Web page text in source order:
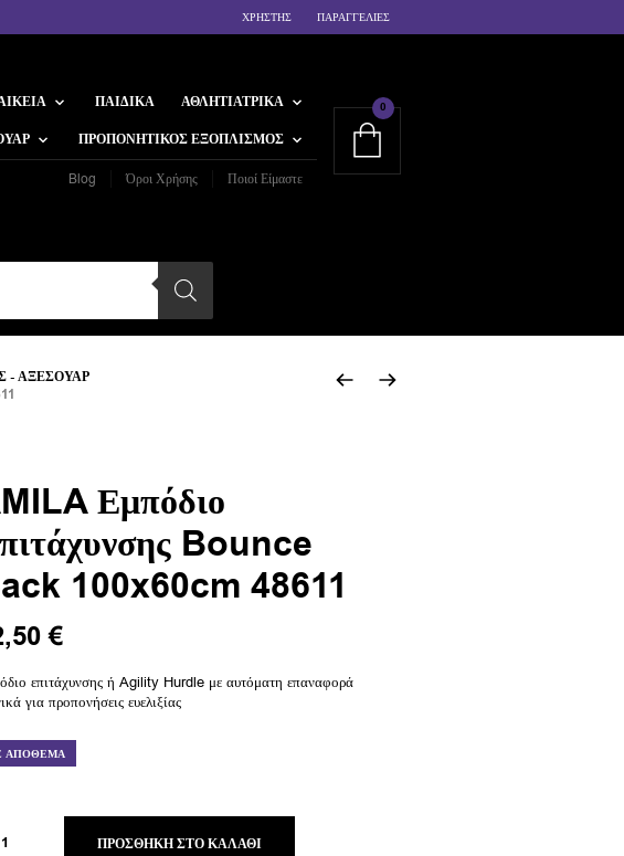
ΧΡΗΣΤΗΣ ΠΑΡΑΓΓΕΛΙΕΣ
ΠΑΙΔΙΚΆ
ΑΘΛΗΤΙΑΤΡΙΚΆ
ΠΡΟΠΟΝΗΤΙΚΌΣ ΕΞΟΠΛΙΣΜΌΣ
Blog Όροι Χρήσης Ποιοί Είμαστε
0
- ΑΞΕΣΟΥΆΡ
Εμπόδιο
Bounce
100x60cm 48611
€
επιτάχυνσης ή Agility Hurdle με αυτόματη επαναφορά
για προπονήσεις ευελιξίας
ΑΠΌΘΕΜΑ
ΠΡΟΣΘΉΚΗ ΣΤΟ ΚΑΛΆΘΙ